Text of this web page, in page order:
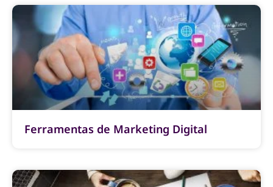
Ferramentas de Marketing Digital